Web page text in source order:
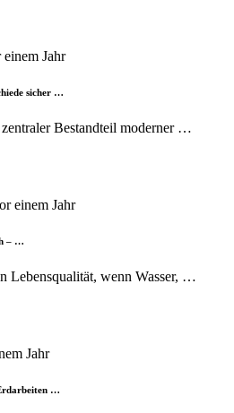
einem Jahr
sicher …
Bestandteil moderner …
einem Jahr
– …
Lebensqualität, wenn Wasser, …
Jahr
…